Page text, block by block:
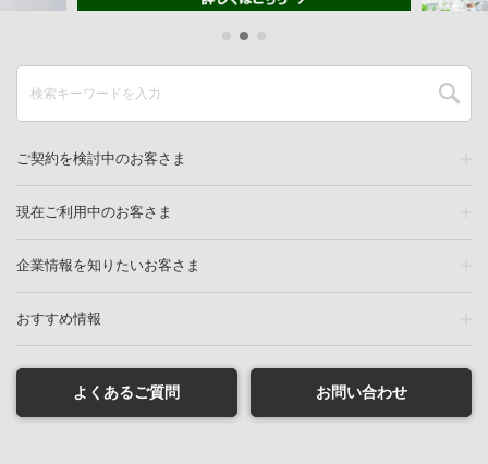
ご契約を検討中のお客さま
現在ご利用中のお客さま
企業情報を知りたいお客さま
おすすめ情報
よくあるご質問 お問い合わせ